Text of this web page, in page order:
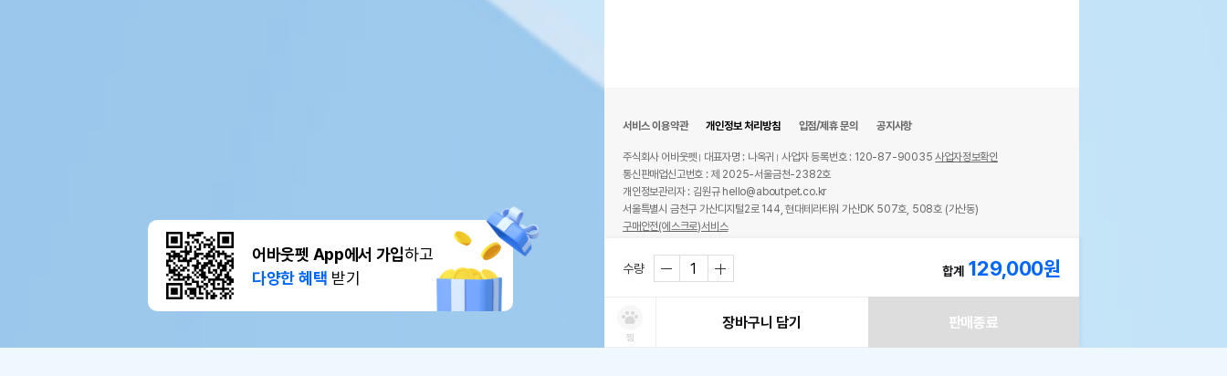
어바웃펫 App에서 가입하고
다양한 혜택 받기 수량 합계 129,000원
찜
장바구니 담기 판매종료
서비스 이용약관 개인정보 처리방침 입점/제휴 문의 공지사항
주식회사 어바웃펫 대표자명 : 나옥귀 사업자 등록번호 : 120-87-90035사업자정보확인
통신판매업신고번호 : 제 2025-서울금천-2382호
개인정보관리자 : 김원규 hello@aboutpet.co.kr
서울특별시 금천구 가산디지털2로 144, 현대테라타워 가산DK 507호, 508호 (가산동)
구매안전(에스크로)서비스